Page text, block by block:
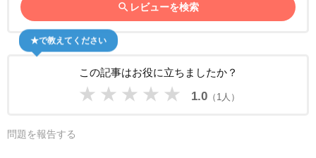
search レビューを検索
この記事はお役に立ちましたか？
★ ★ ★ ★ ★ 1.0（1人）
★で教えてください
問題を報告する